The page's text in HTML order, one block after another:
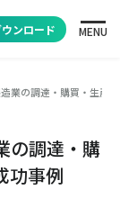
ンロード MENU
業の調達・購買・生産
の調達・購
功事例